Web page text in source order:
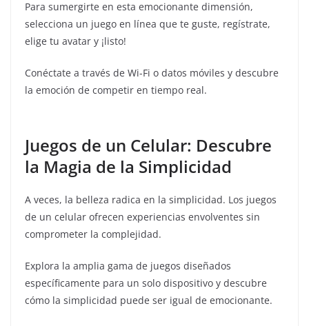
Para sumergirte en esta emocionante dimensión,
selecciona un juego en línea que te guste, regístrate,
elige tu avatar y ¡listo!
Conéctate a través de Wi-Fi o datos móviles y descubre
la emoción de competir en tiempo real.
Juegos de un Celular: Descubre
la Magia de la Simplicidad
A veces, la belleza radica en la simplicidad. Los juegos
de un celular ofrecen experiencias envolventes sin
comprometer la complejidad.
Explora la amplia gama de juegos diseñados
específicamente para un solo dispositivo y descubre
cómo la simplicidad puede ser igual de emocionante.